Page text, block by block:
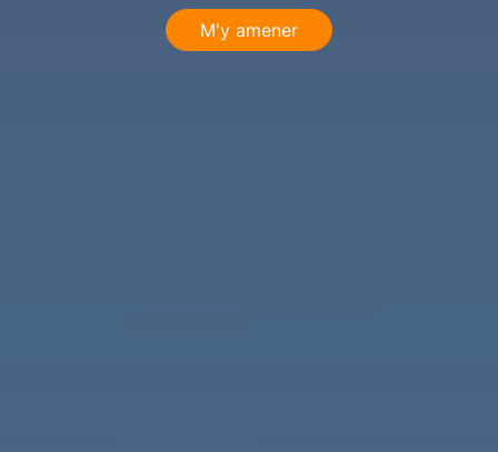
M'y amener